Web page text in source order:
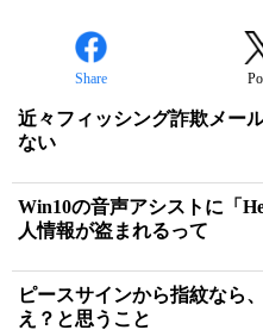
Share
近々フィッシング詐欺メー
ない
Win10の音声アシストに「
人情報が盗まれるって
ピースサインから指紋なら
え？と思うこと